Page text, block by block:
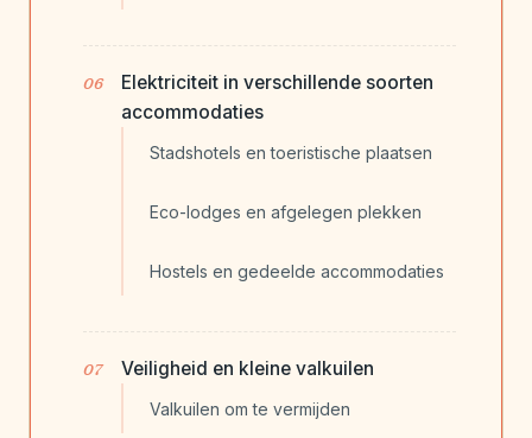
Elektriciteit in verschillende soorten
accommodaties
Stadshotels en toeristische plaatsen
Eco-lodges en afgelegen plekken
Hostels en gedeelde accommodaties
Veiligheid en kleine valkuilen
Valkuilen om te vermijden